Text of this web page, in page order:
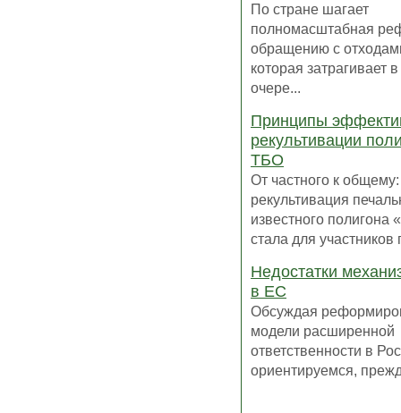
По стране шагает
полномасштабная
обращению с
которая затрагивает
очере...
Принципы
рекультивации
ТБО
От частного к общему:
рекультивация
известного полигона
стала для участников
Недостатки
в ЕС
Обсуждая
модели расширенной
ответственности в
ориентируемся,